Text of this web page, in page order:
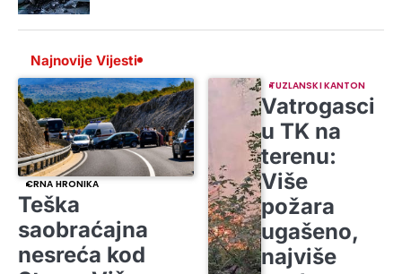
Najnovije Vijesti
CRNA HRONIKA
Teška
saobraćajna
nesreća kod
TUZLANSKI KANTON
Vatrogasci
u TK na
terenu:
Više
požara
ugašeno,
najviše